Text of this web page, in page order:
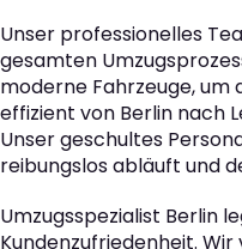
Unser professionelles
gesamten
moderne Fahrzeuge, um
effizient von Berlin nach
Unser geschultes
reibungslos abläuft und
Umzugsspezialist Berlin
Kundenzufriedenheit.